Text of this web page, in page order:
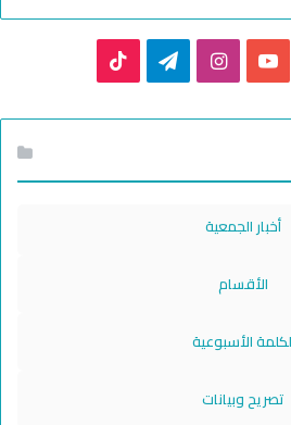
YouTube
Instagram
Telegram
أخبار الجمعية
الأقسام
الأسبوعية
تصريح وبيانات